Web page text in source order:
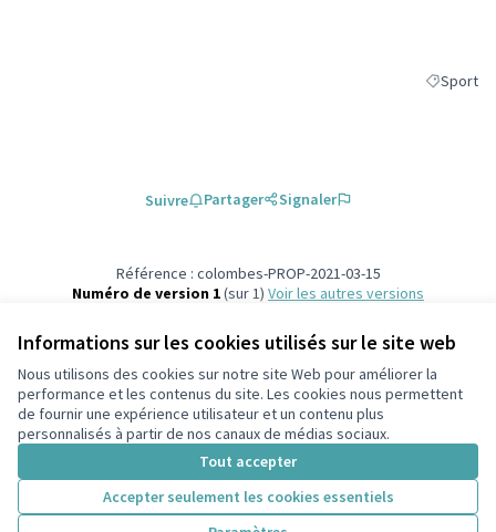
Informations sur les cookies utilisés sur le site web
Nous utilisons des cookies sur notre site Web pour améliorer la
performance et les contenus du site. Les cookies nous permettent
de fournir une expérience utilisateur et un contenu plus
personnalisés à partir de nos canaux de médias sociaux.
Tout accepter
Accepter seulement les cookies essentiels
Filtrer les
Sport
Suivre Partager Signaler
Référence : colombes-PROP-2021-03-15
Numéro de version 1(sur 1)
voir les autres versions
Conditions d'utilisation
Paramètres des cookies
participons.colombes.fr sur Facebook
(Lien externe)
Licence
(Lien